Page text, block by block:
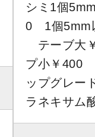
シミ1個
0 1個5mm
テーブ大
プ小￥400
ップグレ
ラネキサム